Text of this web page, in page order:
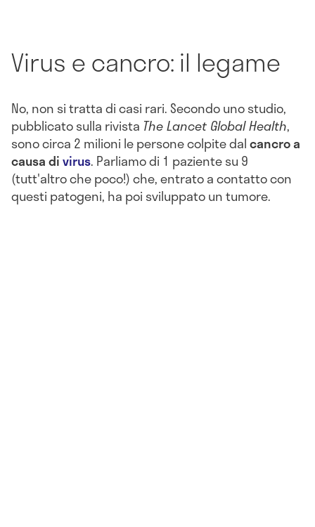
Virus e cancro: il legame
No, non si tratta di casi rari. Secondo uno studio,
pubblicato sulla rivista The Lancet Global Health,
sono circa 2 milioni le persone colpite dalcancro a
causa divirus. Parliamo di 1 paziente su 9
(tutt'altro che poco!) che, entrato a contatto con
questi patogeni, ha poi sviluppato un tumore.